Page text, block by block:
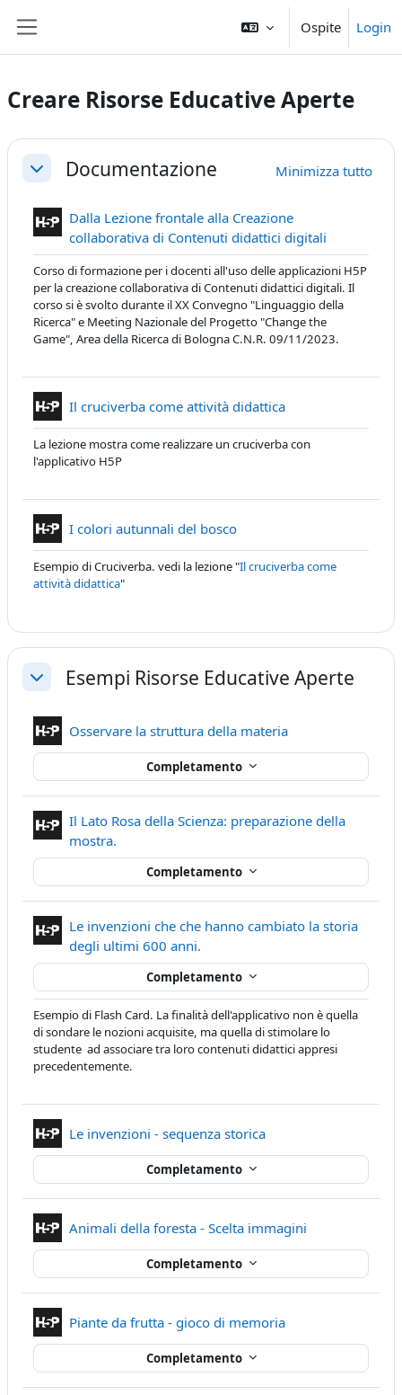
Ospite Login
Creare Risorse Educative Aperte
Schema della sezione
MinimizzaDocumentazione Minimizza tutto
Dalla Lezione frontale alla Creazione
collaborativa di Contenuti didattici digitali
Corso di formazione per i docenti all'uso delle applicazioni H5P
per la creazione collaborativa di Contenuti didattici digitali. Il
corso si è svolto durante il XX Convegno "Linguaggio della
Ricerca" e Meeting Nazionale del Progetto "Change the
Game", Area della Ricerca di Bologna C.N.R. 09/11/2023.
Il cruciverba come attività didatticaContenuto
La lezione mostra come realizzare un cruciverba con
l'applicativo H5P
I colori autunnali del boscoContenuto Interattivo
Esempio di Cruciverba. vedi la lezione "Il cruciverba come
attività didattica"
MinimizzaEsempi Risorse Educative Aperte
Osservare la struttura della materiaContenuto
Completamento
Il Lato Rosa della Scienza: preparazione della
mostra.
Completamento
Le invenzioni che che hanno cambiato la storia
degli ultimi 600 anni.
Completamento
Esempio di Flash Card. La finalità dell'applicativo non è quella
di sondare le nozioni acquisite, ma quella di stimolare lo
studente ad associare tra loro contenuti didattici appresi
precedentemente.
Le invenzioni - sequenza storicaContenuto Interattivo
Completamento
Animali della foresta - Scelta immagini
Completamento
Piante da frutta - gioco di memoriaContenuto
Completamento